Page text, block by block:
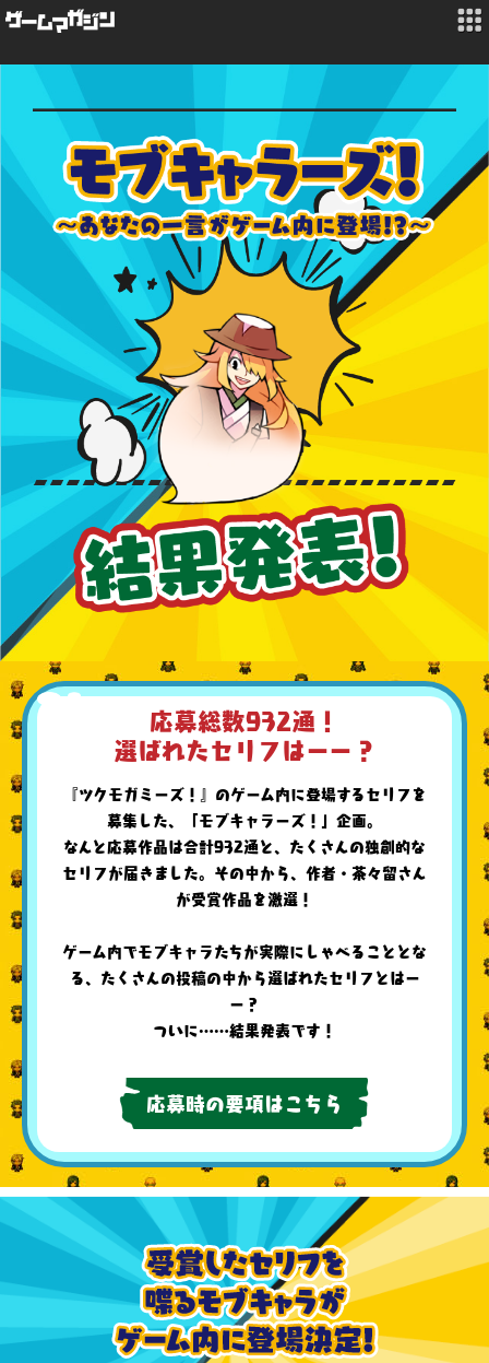
応募総数932通！
選ばれたセリフはーー？
『ツクモガミーズ！』のゲーム内に登場するセリフを
募集した、「モブキャラーズ！」企画。
なんと応募作品は合計932通と、たくさんの独創的な
セリフが届きました。その中から、作者・茶々留さん
が受賞作品を激選！
ゲーム内でモブキャラたちが実際にしゃべることとな
る、たくさんの投稿の中から選ばれたセリフとはー
ー？
ついに……結果発表です！
応募時の要項はこちら